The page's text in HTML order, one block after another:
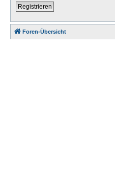
Registrieren
Foren-Übersicht